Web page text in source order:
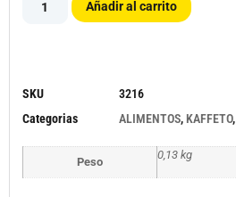
Añadir al carrito
SKU
3216
Categorias
ALIMENTOS, KAFFETO,
Peso
0,13 kg